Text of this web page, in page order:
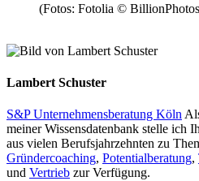
(Fotos: Fotolia ©
Lambert Schuster
S&P Unternehmensberatung Köln
meiner Wissensdatenbank stelle ich
aus vielen Berufsjahrzehnten zu
Gründercoaching, Potentialberatung,
und Vertrieb zur Verfügung.